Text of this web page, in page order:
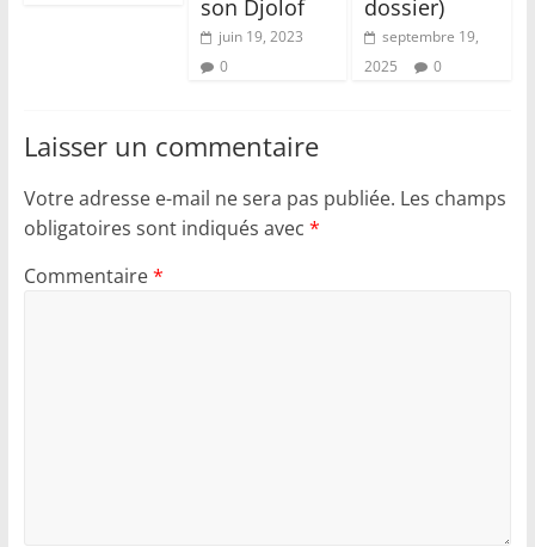
son Djolof
juin 19, 2023
0
dossier)
septembre 19,
2025
0
Laisser un commentaire
Votre adresse e-mail ne sera pas publiée. Les champs
obligatoires sont indiqués avec *
Commentaire*